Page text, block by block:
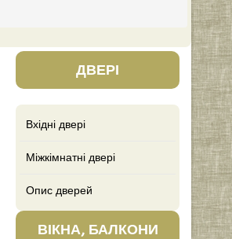
ДВЕРІ
Вхідні двері
Міжкімнатні двері
Опис дверей
ВІКНА, БАЛКОНИ